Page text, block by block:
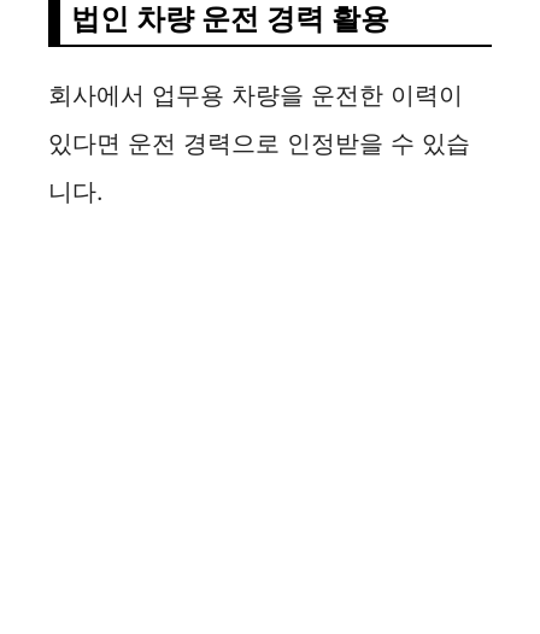
법인 차량 운전 경력 활용
회사에서 업무용 차량을 운전한 이력이
있다면 운전 경력으로 인정받을 수 있습
니다.